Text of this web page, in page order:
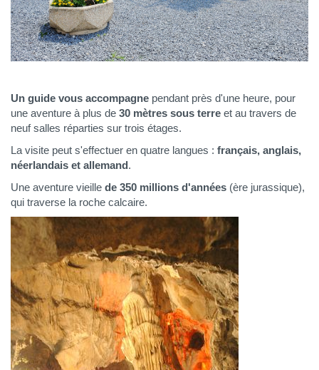
Un guide vous accompagne pendant près d'une heure, pour
une aventure à plus de 30 mètres sous terre et au travers de
neuf salles réparties sur trois étages.
La visite peut s'effectuer en quatre langues : français, anglais,
néerlandais et allemand.
Une aventure vieille de 350 millions d'années (ère jurassique),
qui traverse la roche calcaire.